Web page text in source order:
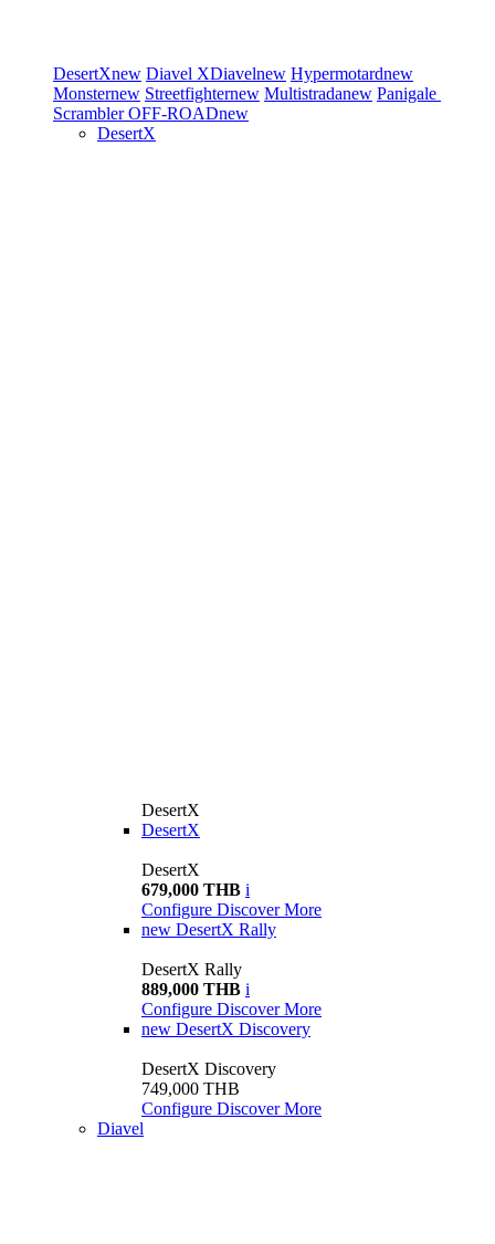
DesertXnew Diavel XDiavelnew Hypermotardnew
Monsternew Streetfighternew Multistradanew Panigale
ScramblerOFF-ROADnew
DesertX
DesertX
DesertX
DesertX
679,000 THB i
Configure Discover More
new DesertX Rally
DesertX Rally
889,000 THB i
Configure Discover More
new DesertX Discovery
DesertX Discovery
749,000 THB
Configure Discover More
Diavel